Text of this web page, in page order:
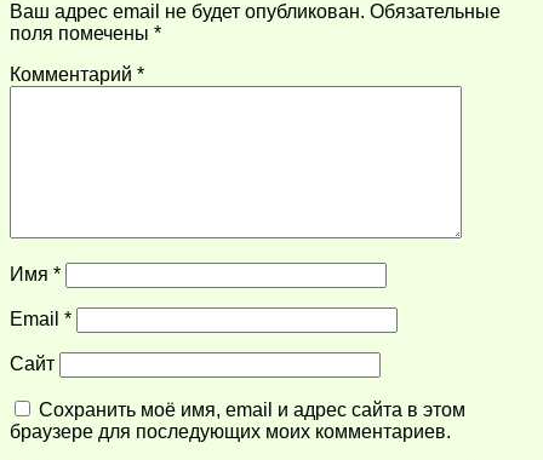
Ваш адрес email не будет опубликован. Обязательные
поля помечены *
Комментарий *
Имя *
Email *
Сайт
Сохранить моё имя, email и адрес сайта в этом
браузере для последующих моих комментариев.